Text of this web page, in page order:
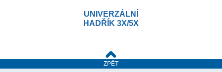
UNIVERZÁLNÍ
HADŘÍK 3X/5X
ZPĚT